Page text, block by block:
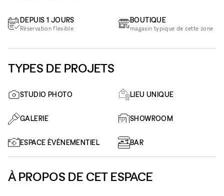
DEPUIS 1 JOURS
Réservation flexible
BOUTIQUE
magasin typique de cette zone
TYPES DE PROJETS
STUDIO PHOTO LIEU UNIQUE
GALERIE SHOWROOM
ESPACE ÉVÉNEMENTIEL BAR
À PROPOS DE CET ESPACE